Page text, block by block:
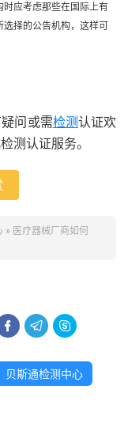
应考虑那些在国际上有
择的公告机构，这样可
问或需检测认证欢
测认证服务。
» 医疗器械厂商如何
  
贝斯通检测中心